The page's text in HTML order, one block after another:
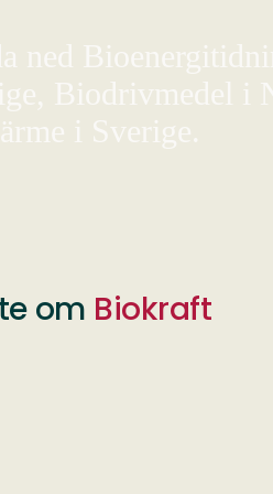
ned
Biodrivmedel i
i Sverige.
om Biokraft